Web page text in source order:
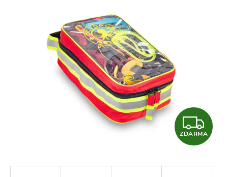
Z
D
A
ZDARMA